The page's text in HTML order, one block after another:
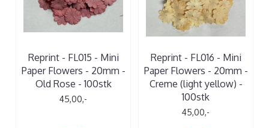
Reprint - FL015 - Mini
Paper Flowers - 20mm -
Old Rose - 100stk
45,00,-
Reprint - FL016 - Mini
Paper Flowers - 20mm -
Creme (light yellow) -
100stk
45,00,-